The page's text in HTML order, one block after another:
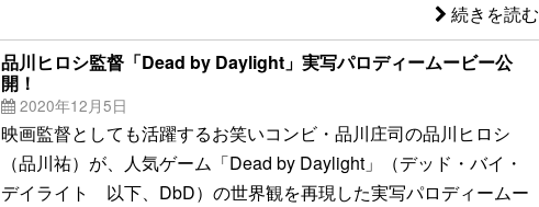
続きを読む
品川ヒロシ監督「Dead by Daylight」実写パロディームービー公
開！
2020年12月5日
映画監督としても活躍するお笑いコンビ・品川庄司の品川ヒロシ
（品川祐）が、人気ゲーム「Dead by Daylight」（デッド・バイ・
デイライト 以下、DbD）の世界観を再現した実写パロディームー